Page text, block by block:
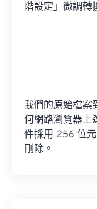
階設定」微調轉
我們的原始檔案
何網路瀏覽器上
件採用 256 位
刪除。